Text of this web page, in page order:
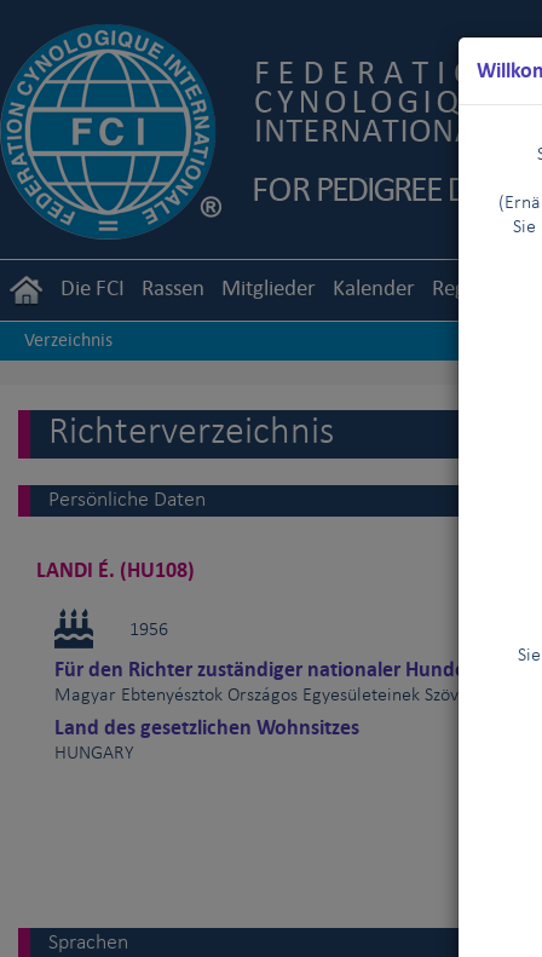
Die FCI Rassen Mitglieder Kalender Reglemente
Verzeichnis
Richterverzeichnis
Persönliche Daten
LANDI É. (HU108)
1956
Für den Richter zuständiger nationaler Hundeverband
Magyar Ebtenyésztok Országos Egyesületeinek Szövetsége
Land des gesetzlichen Wohnsitzes
HUNGARY
Sprachen